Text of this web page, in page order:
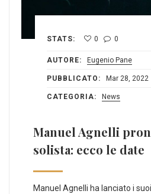
STATS: 0 0
AUTORE: Eugenio Pane
PUBBLICATO: Mar 28, 2022
CATEGORIA: News
Manuel Agnelli
solista: ecco le date
Manuel Agnelli ha lanciato i